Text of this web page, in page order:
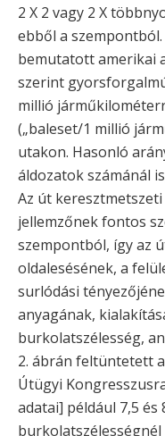
2 X 2 vagy 2 X
ebből a
bemutatott amerikai
szerint
millió
(„baleset/1 millió
utakon. Hasonló
áldozatok számánál
Az út
jellemzőnek fontos
szempontból, így az
oldalesésének, a
surlódási
anyagának,
burkolatszélesség,
2. ábrán feltüntetett
Útügyi
adatai] például 7,5 és
burkolatszélességnél